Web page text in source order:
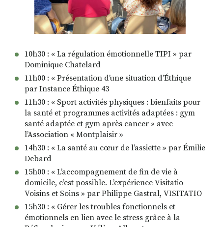
10h30 : « La régulation émotionnelle TIPI » par
Dominique Chatelard
11h00 : « Présentation d’une situation d’Éthique
par Instance Éthique 43
11h30 : « Sport activités physiques : bienfaits pour
la santé et programmes activités adaptées : gym
santé adaptée et gym après cancer » avec
l’Association « Montplaisir »
14h30 : « La santé au cœur de l’assiette » par Émilie
Debard
15h00 : « L’accompagnement de fin de vie à
domicile, c’est possible. L’expérience Visitatio
Voisins et Soins » par Philippe Gastral, VISITATIO
15h30 : « Gérer les troubles fonctionnels et
émotionnels en lien avec le stress grâce à la